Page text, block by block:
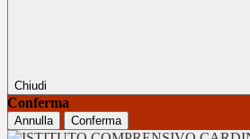
Chiudi
Conferma
Annulla Conferma